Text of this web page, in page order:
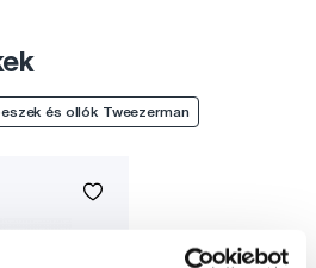
és ollók Tweezerman